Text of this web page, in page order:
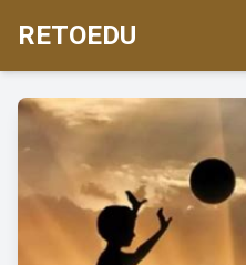
RETOEDU